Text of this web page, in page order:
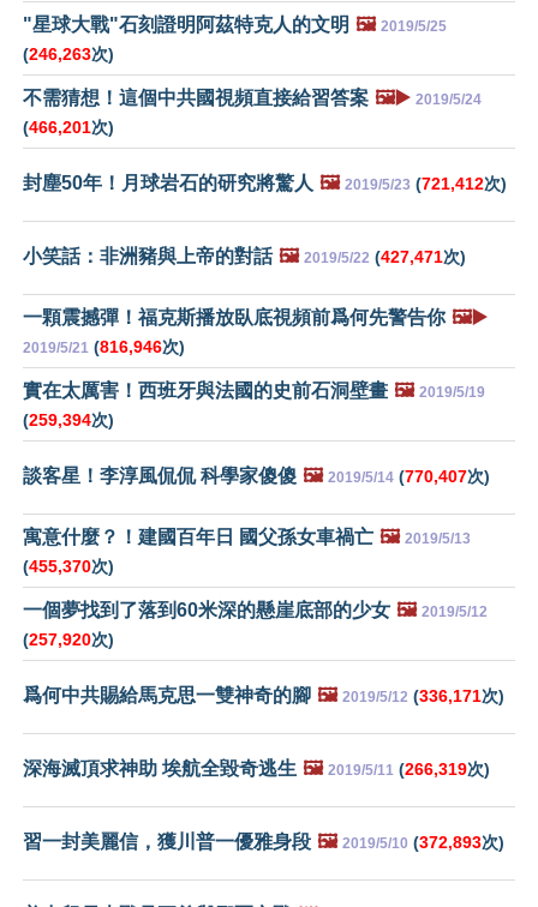
"星球大戰"石刻證明阿茲特克人的文明 🖼️ 2019/5/25
(246,263次)
不需猜想！這個中共國視頻直接給習答案 🖼️▶️ 2019/5/24
(466,201次)
封塵50年！月球岩石的研究將驚人 🖼️ 2019/5/23 (721,412次)
小笑話：非洲豬與上帝的對話 🖼️ 2019/5/22 (427,471次)
一顆震撼彈！福克斯播放臥底視頻前爲何先警告你 🖼️▶️
2019/5/21 (816,946次)
實在太厲害！西班牙與法國的史前石洞壁畫 🖼️ 2019/5/19
(259,394次)
談客星！李淳風侃侃 科學家傻傻 🖼️ 2019/5/14 (770,407次)
寓意什麼？！建國百年日 國父孫女車禍亡 🖼️ 2019/5/13
(455,370次)
一個夢找到了落到60米深的懸崖底部的少女 🖼️ 2019/5/12
(257,920次)
爲何中共賜給馬克思一雙神奇的腳 🖼️ 2019/5/12 (336,171次)
深海滅頂求神助 埃航全毀奇逃生 🖼️ 2019/5/11 (266,319次)
習一封美麗信，獲川普一優雅身段 🖼️ 2019/5/10 (372,893次)